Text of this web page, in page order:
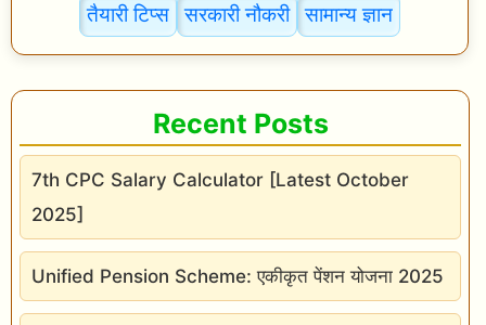
तैयारी टिप्स सरकारी नौकरी सामान्य ज्ञान
Recent Posts
7th CPC Salary Calculator [Latest October
2025]
Unified Pension Scheme: एकीकृत पेंशन योजना 2025